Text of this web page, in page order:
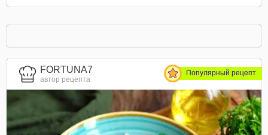
FORTUNA7
автор рецепта
Популярный рецепт